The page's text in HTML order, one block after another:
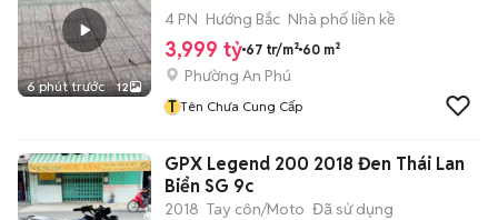
6 phút trước 12
4 PN Hướng Bắc Nhà phố liền kề
3,999 tỷ 67 tr/m² 60 m²
Phường An Phú
T Tên Chưa Cung Cấp
GPX Legend 200 2018 Đen Thái Lan
Biển SG 9c
2018 Tay côn/Moto Đã sử dụng